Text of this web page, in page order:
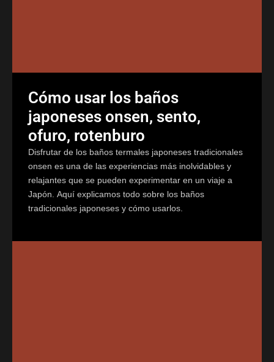
Cómo usar los baños
japoneses onsen, sento,
ofuro, rotenburo
Disfrutar de los baños termales japoneses tradicionales
onsen es una de las experiencias más inolvidables y
relajantes que se pueden experimentar en un viaje a
Japón. Aquí explicamos todo sobre los baños
tradicionales japoneses y cómo usarlos.